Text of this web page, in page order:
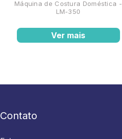
Máquina de Costura Doméstica -
LM-350
Ver mais
Contato